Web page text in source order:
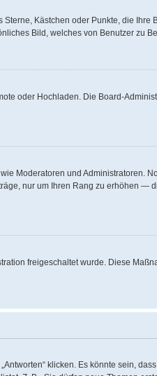
Kästchen oder Punkte, die Ihre
Bild, welches von Benutzer zu
oder Hochladen. Die Board-
Moderatoren und Administratoren.
nur um Ihren Rang zu erhöhen —
freigeschaltet wurde. Diese
klicken. Es könnte sein,